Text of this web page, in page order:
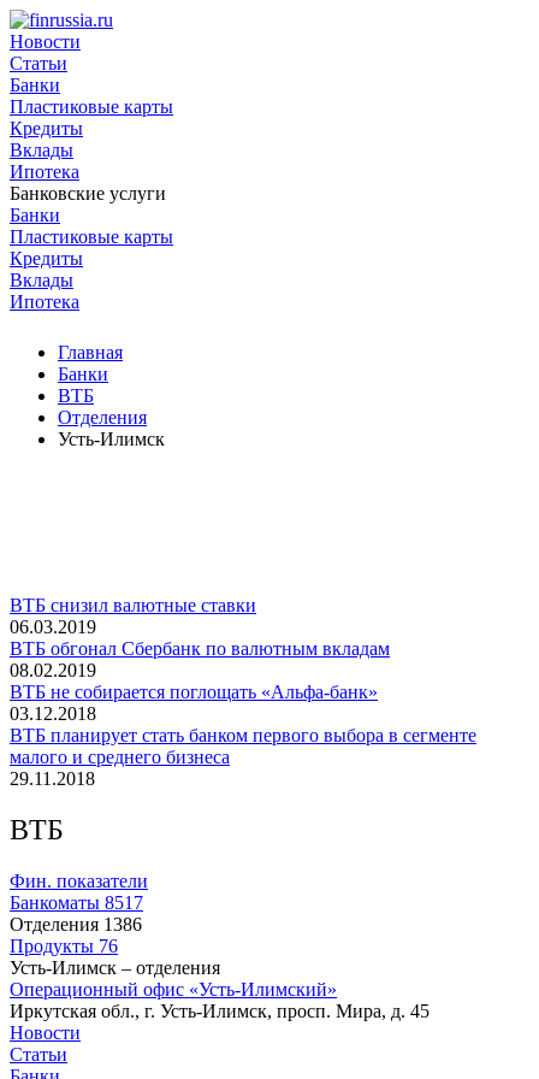
Новости
Статьи
Банки
Пластиковые карты
Кредиты
Вклады
Ипотека
Банковские услуги
Банки
Пластиковые карты
Кредиты
Вклады
Ипотека
Главная
Банки
ВТБ
Отделения
Усть-Илимск
ВТБ снизил валютные ставки
06.03.2019
ВТБ обгонал Сбербанк по валютным вкладам
08.02.2019
ВТБ не собирается поглощать «Альфа-банк»
03.12.2018
ВТБ планирует стать банком первого выбора в сегменте
малого и среднего бизнеса
29.11.2018
ВТБ
Фин. показатели
Банкоматы 8517
Отделения 1386
Продукты 76
Усть-Илимск – отделения
Операционный офис «Усть-Илимский»
Иркутская обл., г. Усть-Илимск, просп. Мира, д. 45
Новости
Статьи